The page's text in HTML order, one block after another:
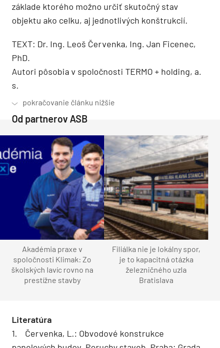
základe ktorého možno určiť skutočný stav
objektu ako celku, aj jednotlivých konštrukcií.
TEXT: Dr. Ing. Leoš Červenka, Ing. Jan Ficenec,
PhD.
Autori pôsobia v spoločnosti TERMO + holding, a.
s.
Od partnerov ASB
Akadémia praxe v
spoločnosti Klimak: Zo
školských lavíc rovno na
prestížne stavby
Filiálka nie je lokálny spor,
je to kapacitná otázka
železničného uzla
Bratislava
Literatúra
1. Červenka, L.: Obvodové konstrukce